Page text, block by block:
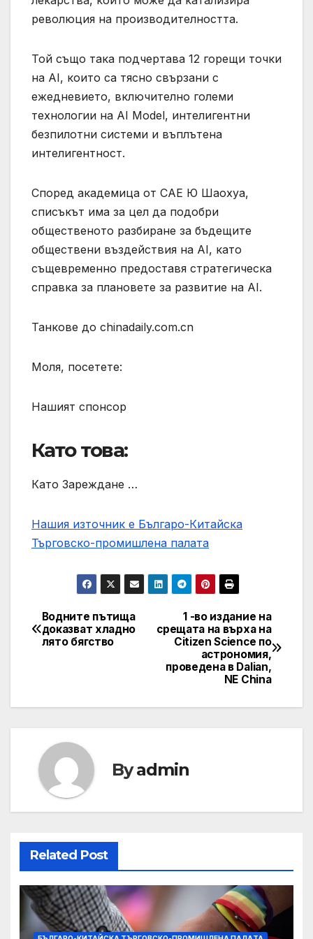
революция на производителността.
Той също така подчертава 12 горещи точки
на AI, които са тясно свързани с
ежедневието, включително големи
технологии на AI Model, интелигентни
безпилотни системи и въплътена
интелигентност.
Според академица от CAE Ю Шаохуа,
списъкът има за цел да подобри
общественото разбиране за бъдещите
обществени въздействия на AI, като
същевременно предоставя стратегическа
справка за плановете за развитие на AI.
Танкове до chinadaily.com.cn
Моля, посетете:
Нашият спонсор
Като това:
Като Зареждане …
Нашия източник е Българо-Китайска
Търговско-промишлена палaта
Post
navigation
1 -во издание на
срещата на върха на
Citizen Science по
астрономия,
проведена в Dalian,
NE China
Водните пътища
доказват хладно
лято бягство
Byadmin
Related Post